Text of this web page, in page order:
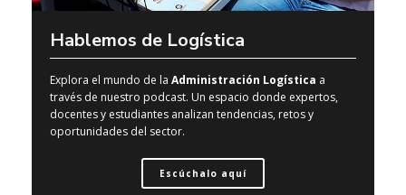
Hablemos de Logística
Explora el mundo de la Administración Logística a
través de nuestro podcast. Un espacio donde expertos,
docentes y estudiantes analizan tendencias, retos y
oportunidades del sector.
Escúchalo aquí